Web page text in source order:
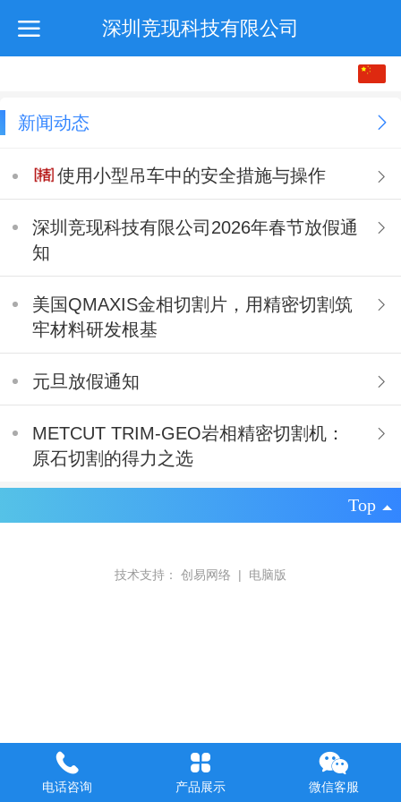
深圳竞现科技有限公司
新闻动态
使用小型吊车中的安全措施与操作
深圳竞现科技有限公司2026年春节放假通
知
美国QMAXIS金相切割片，用精密切割筑
牢材料研发根基
元旦放假通知
METCUT TRIM-GEO岩相精密切割机：
原石切割的得力之选
Top
技术支持： 创易网络 | 电脑版
电话咨询 产品展示 微信客服